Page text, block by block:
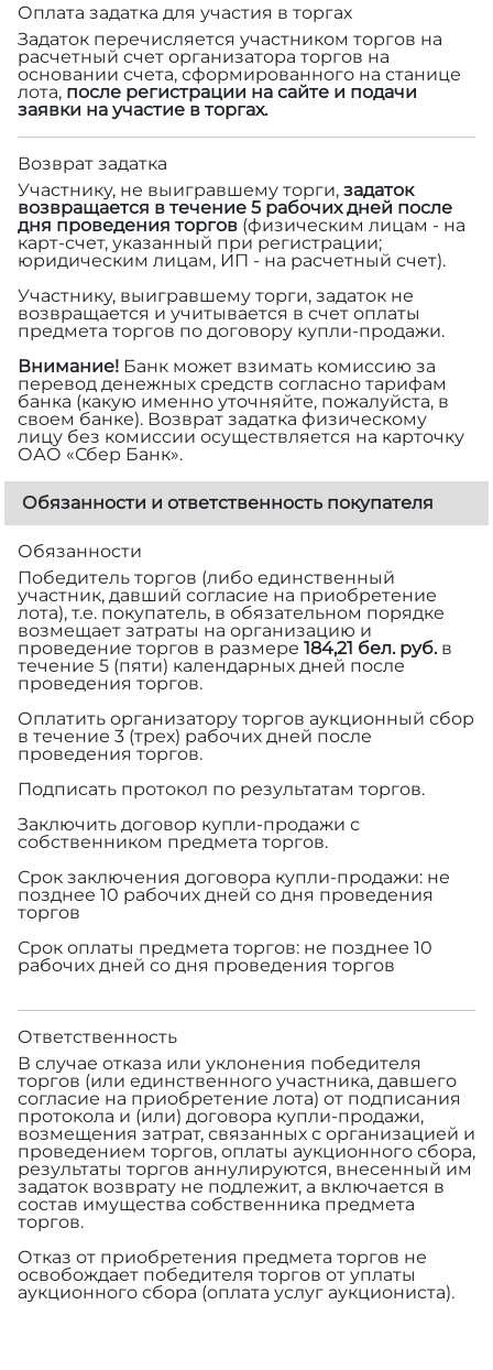
Оплата задатка для участия в торгах
Задаток перечисляется участником торгов на
расчетный счет организатора торгов на
основании счета, сформированного на станице
лота, после регистрации на сайте и подачи
заявки на участие в торгах.
Возврат задатка
Участнику, не выигравшему торги, задаток
возвращается в течение 5 рабочих дней после
дня проведения торгов (физическим лицам - на
карт-счет, указанный при регистрации;
юридическим лицам, ИП - на расчетный счет).
Участнику, выигравшему торги, задаток не
возвращается и учитывается в счет оплаты
предмета торгов по договору купли-продажи.
Внимание! Банк может взимать комиссию за
перевод денежных средств согласно тарифам
банка (какую именно уточняйте, пожалуйста, в
своем банке). Возврат задатка физическому
лицу без комиссии осуществляется на карточку
ОАО «Сбер Банк».
Обязанности и ответственность покупателя
Обязанности
Победитель торгов (либо единственный
участник, давший согласие на приобретение
лота), т.е. покупатель, в обязательном порядке
возмещает затраты на организацию и
проведение торгов в размере 184,21 бел. руб.в
течение 5 (пяти) календарных дней после
проведения торгов.
Оплатить организатору торгов аукционный сбор
в течение 3 (трех) рабочих дней после
проведения торгов.
Подписать протокол по результатам торгов.
Заключить договор купли-продажи с
собственником предмета торгов.
Срок заключения договора купли-продажи: не
позднее 10 рабочих дней со дня проведения
торгов
Срок оплаты предмета торгов: не позднее 10
рабочих дней со дня проведения торгов
Ответственность
В случае отказа или уклонения победителя
торгов (или единственного участника, давшего
согласие на приобретение лота) от подписания
протокола и (или) договора купли-продажи,
возмещения затрат, связанных с организацией и
проведением торгов, оплаты аукционного сбора,
результаты торгов аннулируются, внесенный им
задаток возврату не подлежит, а включается в
состав имущества собственника предмета
торгов.
Отказ от приобретения предмета торгов не
освобождает победителя торгов от уплаты
аукционного сбора (оплата услуг аукциониста).